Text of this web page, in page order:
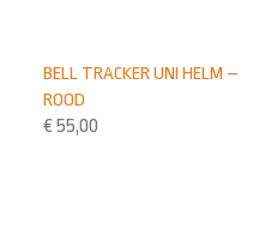
BELL TRACKER UNI HELM –
ROOD
€ 55,00